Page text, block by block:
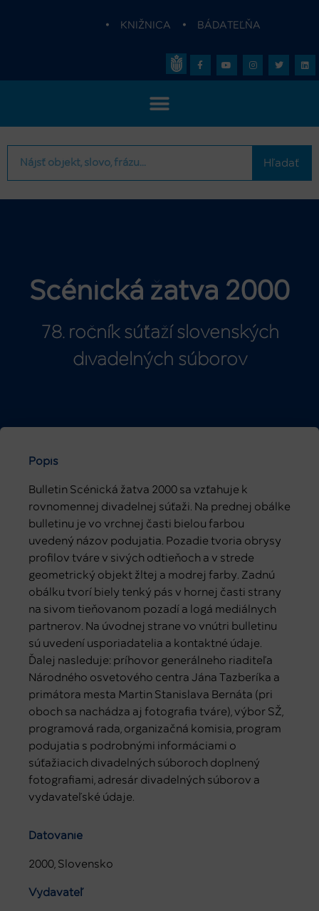
• KNIŽNICA • BÁDATEĽŇA
Hľadať
Scénická žatva 2000
78. ročník súťaží slovenských
divadelných súborov
Popis
Bulletin Scénická žatva 2000 sa vzťahuje k
rovnomennej divadelnej súťaži. Na prednej obálke
bulletinu je vo vrchnej časti bielou farbou
uvedený názov podujatia. Pozadie tvoria obrysy
profilov tváre v sivých odtieňoch a v strede
geometrický objekt žltej a modrej farby. Zadnú
obálku tvorí biely tenký pás v hornej časti strany
na sivom tieňovanom pozadí a logá mediálnych
partnerov. Na úvodnej strane vo vnútri bulletinu
sú uvedení usporiadatelia a kontaktné údaje.
Ďalej nasleduje: príhovor generálneho riaditeľa
Národného osvetového centra Jána Tazberíka a
primátora mesta Martin Stanislava Bernáta (pri
oboch sa nachádza aj fotografia tváre), výbor SŽ,
programová rada, organizačná komisia, program
podujatia s podrobnými informáciami o
súťažiacich divadelných súboroch doplnený
fotografiami, adresár divadelných súborov a
vydavateľské údaje.
Datovanie
2000, Slovensko
Vydavateľ